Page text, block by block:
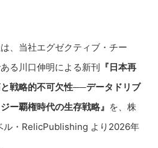
、当社エグゼクティブ・チー
る川口伸明による新刊 『日本再
戦略的不可欠性──データドリブ
ー覇権時代の生存戦略』 を、株
ル・RelicPublishing より2026年